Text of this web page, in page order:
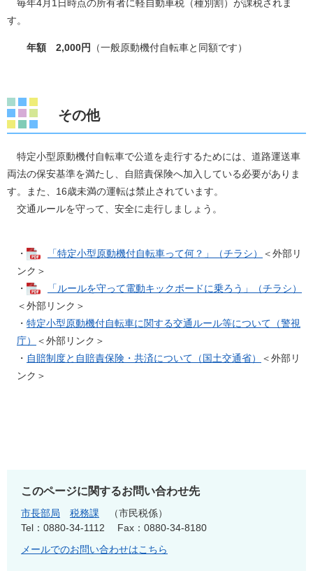
毎年4月1日時点の所有者に軽自動車税（種別割）が課税されま
す。
年額 2,000円 （一般原動機付自転車と同額です）
その他
特定小型原動機付自転車で公道を走行するためには、道路運送車
両法の保安基準を満たし、自賠責保険へ加入している必要がありま
す。また、16歳未満の運転は禁止されています。
交通ルールを守って、安全に走行しましょう。
・ 「特定小型原動機付自転車って何？」（チラシ）
＜外部リ
ンク＞
・
「ルールを守って電動キックボードに乗ろう」（チラシ）
＜外部リンク＞
・ 特定小型原動機付自転車に関する交通ルール等について（警視
庁）
＜外部リンク＞
・ 自賠制度と自賠責保険・共済について（国土交通省）
＜外部リ
ンク＞
このページに関するお問い合わせ先
市長部局 税務課
市民税係
Tel：0880-34-1112
Fax：0880-34-8180
メールでのお問い合わせはこちら